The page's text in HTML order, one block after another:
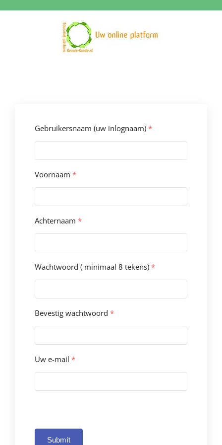
Gebruikersnaam (uw inlognaam) *
Voornaam *
Achternaam *
Wachtwoord ( minimaal 8 tekens) *
Bevestig wachtwoord *
Uw e-mail *
Submit